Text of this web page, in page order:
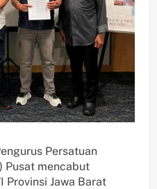
Persatuan
Pusat mencabut
Provinsi Jawa Barat